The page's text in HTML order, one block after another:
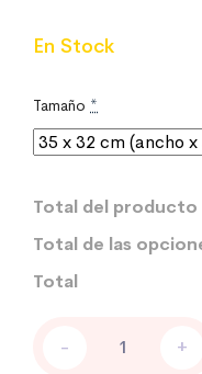
En Stock
Tamaño *
Total del producto
Total de las
Total
DIABLO
- +